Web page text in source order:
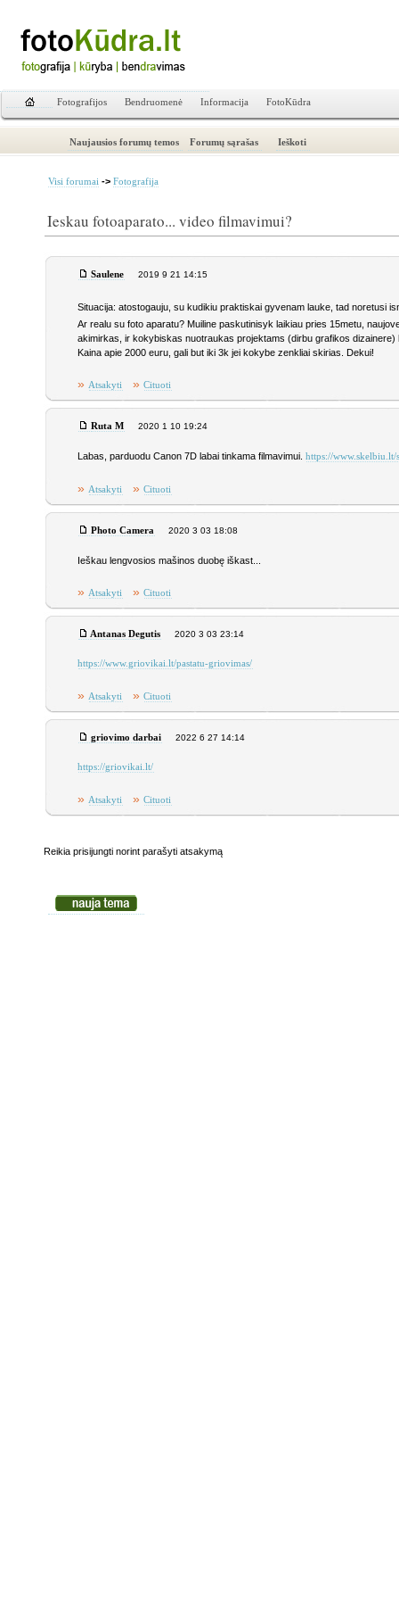
Fotografijos Bendruomenė Informacija FotoKūdra
Naujausios forumų temos Forumų sąrašas Ieškoti
Visi forumai -> Fotografija
Ieskau fotoaparato... video filmavimui?
Saulene 2019 9 21 14:15
Situacija: atostogauju, su kudikiu praktiskai gyvenam lauke, tad noretusi
Ar realu su foto aparatu? Muiline paskutinisyk laikiau pries 15metu,
akimirkas, ir kokybiskas nuotraukas projektams (dirbu grafikos
Kaina apie 2000 euru, gali but iki 3k jei kokybe zenkliai skirias. Dekui!
» Atsakyti » Cituoti
Ruta M 2020 1 10 19:24
Labas, parduodu Canon 7D labai tinkama filmavimui.https://
» Atsakyti » Cituoti
Photo Camera 2020 3 03 18:08
Ieškau lengvosios mašinos duobę iškast...
» Atsakyti » Cituoti
Antanas Degutis 2020 3 03 23:14
https://www.griovikai.lt/pastatu-griovimas/
» Atsakyti » Cituoti
griovimo darbai 2022 6 27 14:14
https://griovikai.lt/
» Atsakyti » Cituoti
Reikia prisijungti norint parašyti atsakymą